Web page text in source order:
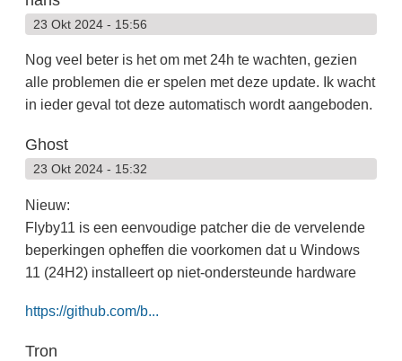
23 Okt 2024 - 15:56
Nog veel beter is het om met 24h te wachten, gezien
alle problemen die er spelen met deze update. Ik wacht
in ieder geval tot deze automatisch wordt aangeboden.
Ghost
23 Okt 2024 - 15:32
Nieuw:
Flyby11 is een eenvoudige patcher die de vervelende
beperkingen opheffen die voorkomen dat u Windows
11 (24H2) installeert op niet-ondersteunde hardware
https://github.com/b...
Tron